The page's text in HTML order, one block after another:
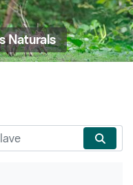
Naturals